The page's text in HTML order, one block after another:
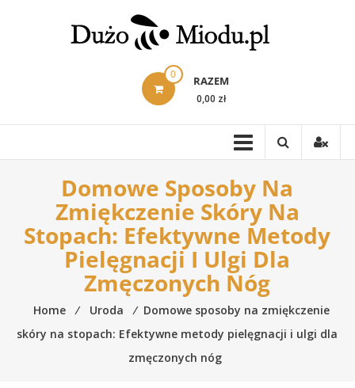
0 RAZEM
0,00 zł
Domowe Sposoby Na
Zmiękczenie Skóry Na
Stopach: Efektywne Metody
Pielęgnacji I Ulgi Dla
Zmęczonych Nóg
Home ⁄ Uroda ⁄ Domowe sposoby na zmiękczenie
skóry na stopach: Efektywne metody pielęgnacji i ulgi dla
zmęczonych nóg